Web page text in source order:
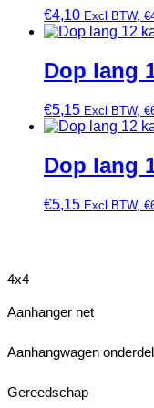
€4,10 Excl BTW, €
Dop lang
€5,15 Excl BTW, €
Dop lang
€5,15 Excl BTW, €
4x4
Aanhanger net
Aanhangwagen
Gereedschap